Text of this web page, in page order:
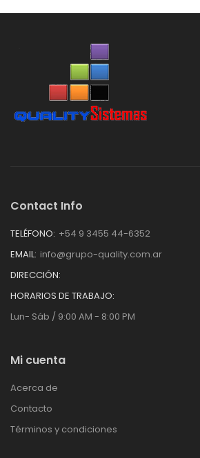
Contact Info
TELÉFONO: +54 9 3455 44-6352
EMAIL: info@grupo-quality.com.ar
DIRECCIÓN:
HORARIOS DE TRABAJO:
Lun- Sáb / 9:00 AM - 8:00 PM
Mi cuenta
Acerca de
Contacto
Términos y condiciones